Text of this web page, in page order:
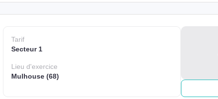
Tarif
Secteur 1
Lieud'exercice
Mulhouse (68)